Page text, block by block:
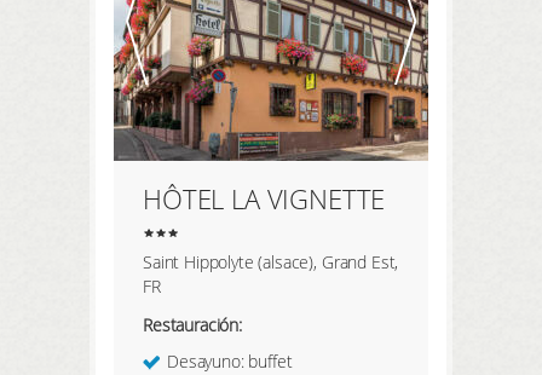
HÔTEL LA VIGNETTE
Saint Hippolyte (alsace), Grand Est,
FR
Restauración:
Desayuno: buffet